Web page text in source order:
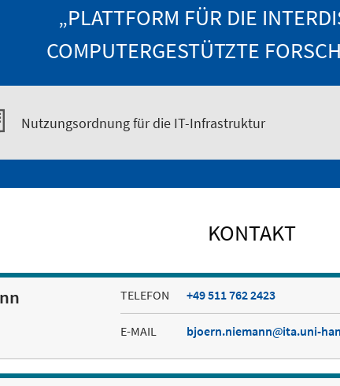
„PLATTFORM FÜR DIE
COMPUTERGESTÜTZTE
Nutzungsordnung für die IT-Infrastruktur
KONTAKT
TELEFON +49 511 762 2423
E-MAIL bjoern.niemann ita.uni-